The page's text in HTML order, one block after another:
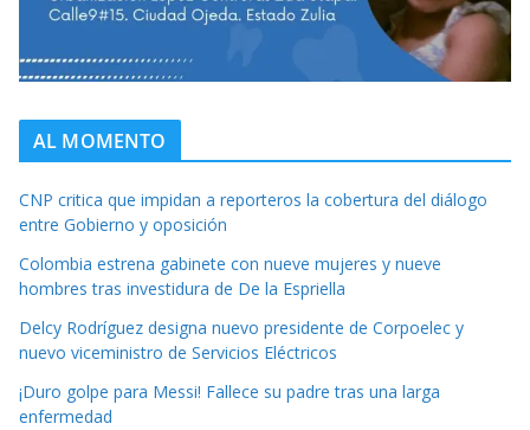
AL MOMENTO
CNP critica que impidan a reporteros la cobertura del diálogo
entre Gobierno y oposición
Colombia estrena gabinete con nueve mujeres y nueve
hombres tras investidura de De la Espriella
Delcy Rodríguez designa nuevo presidente de Corpoelec y
nuevo viceministro de Servicios Eléctricos
¡Duro golpe para Messi! Fallece su padre tras una larga
enfermedad